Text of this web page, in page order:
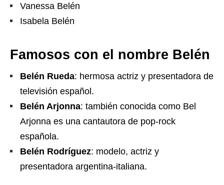
Vanessa Belén
Isabela Belén
Famosos con el nombre Belén
Belén Rueda: hermosa actriz y presentadora de
televisión español.
Belén Arjonna: también conocida como Bel
Arjonna es una cantautora de pop-rock
española.
Belén Rodríguez: modelo, actriz y
presentadora argentina-italiana.